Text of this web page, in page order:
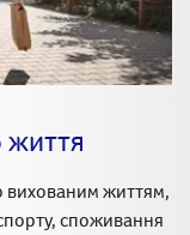
життя
вихованим життям,
споживання